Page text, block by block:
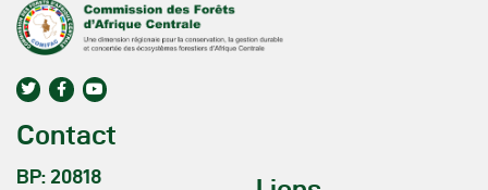
Contact
BP: 20818